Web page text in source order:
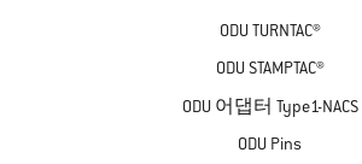
ODU TURNTAC®
ODU STAMPTAC®
ODU 어댑터 Type1-NACS
ODU Pins